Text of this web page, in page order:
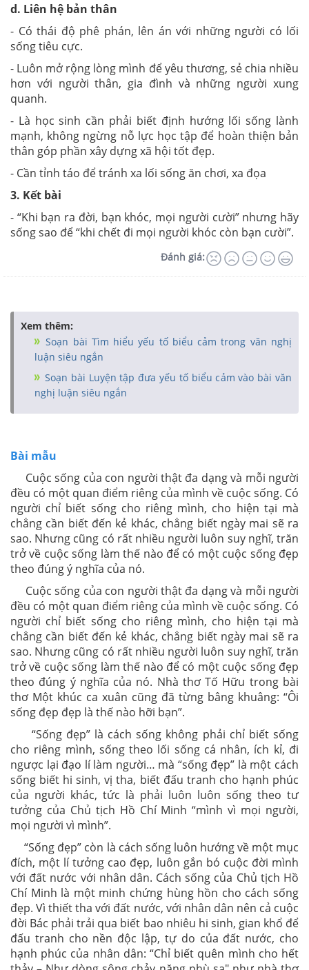
d. Liên hệ bản thân
- Có thái độ phê phán, lên án với những người có lối
sống tiêu cực.
- Luôn mở rộng lòng mình để yêu thương, sẻ chia nhiều
hơn với người thân, gia đình và những người xung
quanh.
- Là học sinh cần phải biết định hướng lối sống lành
mạnh, không ngừng nỗ lực học tập để hoàn thiện bản
thân góp phần xây dựng xã hội tốt đẹp.
- Cần tỉnh táo để tránh xa lối sống ăn chơi, xa đọa
3. Kết bài
- “Khi bạn ra đời, bạn khóc, mọi người cười” nhưng hãy
sống sao để “khi chết đi mọi người khóc còn bạn cười”.
Đánh giá:
Xem thêm:
Soạn bài Tìm hiểu yếu tố biểu cảm trong văn nghị
luận siêu ngắn
Soạn bài Luyện tập đưa yếu tố biểu cảm vào bài văn
nghị luận siêu ngắn
Bài mẫu
Cuộc sống của con người thật đa dạng và mỗi người
đều có một quan điểm riêng của mình về cuộc sống. Có
người chỉ biết sống cho riêng mình, cho hiện tại mà
chẳng cần biết đến kẻ khác, chẳng biết ngày mai sẽ ra
sao. Nhưng cũng có rất nhiều người luôn suy nghĩ, trăn
trở về cuộc sống làm thế nào để có một cuộc sống đẹp
theo đúng ý nghĩa của nó.
Cuộc sống của con người thật đa dạng và mỗi người
đều có một quan điểm riêng của mình về cuộc sống. Có
người chỉ biết sống cho riêng mình, cho hiện tại mà
chẳng cần biết đến kẻ khác, chẳng biết ngày mai sẽ ra
sao. Nhưng cũng có rất nhiều người luôn suy nghĩ, trăn
trở về cuộc sống làm thế nào để có một cuộc sống đẹp
theo đúng ý nghĩa của nó. Nhà thơ Tố Hữu trong bài
thơ Một khúc ca xuân cũng đã từng bâng khuâng: “Ôi
sống đẹp đẹp là thế nào hỡi bạn”.
“Sống đẹp” là cách sống không phải chỉ biết sống
cho riêng mình, sống theo lối sống cá nhân, ích kỉ, đi
ngược lại đạo lí làm người… mà “sống đẹp” là một cách
sống biết hi sinh, vị tha, biết đấu tranh cho hạnh phúc
của người khác, tức là phải luôn luôn sống theo tư
tưởng của Chủ tịch Hồ Chí Minh “mình vì mọi người,
mọi người vì mình”.
“Sống đẹp” còn là cách sống luôn hướng về một mục
đích, một lí tưởng cao đẹp, luôn gắn bó cuộc đời mình
với đất nước với nhân dân. Cách sống của Chủ tịch Hồ
Chí Minh là một minh chứng hùng hồn cho cách sống
đẹp. Vì thiết tha với đất nước, với nhân dân nên cả cuộc
đời Bác phải trải qua biết bao nhiêu hi sinh, gian khổ để
đấu tranh cho nền độc lập, tự do của đất nước, cho
hạnh phúc của nhân dân: “Chỉ biết quên mình cho hết